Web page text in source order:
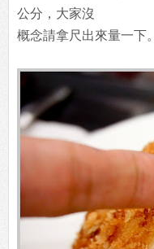
公分，大家沒
概念請拿尺出來量一下。